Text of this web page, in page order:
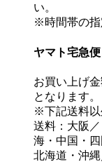
い。
※時間帯の指
ヤマト宅急
お買い上げ
となります。
※下記送料以
送料：大阪
海・中国・四
北海道・沖縄